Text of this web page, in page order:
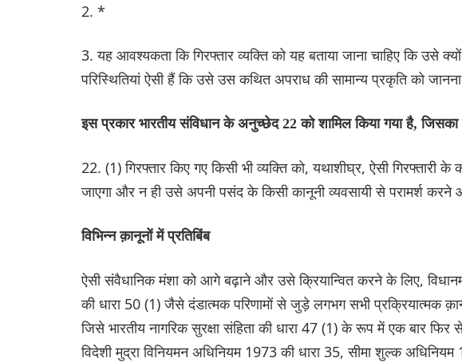
2. *
3. यह आवश्यकता कि गिरफ्तार व्यक्ति को यह बताया जाना चाहिए कि उसे
परिस्थितियां ऐसी हैं कि उसे उस कथित अपराध की सामान्य प्रकृति को
इस प्रकार भारतीय संविधान के अनुच्छेद 22 को शामिल किया गया है,
22. (1) गिरफ्तार किए गए किसी भी व्यक्ति को, यथाशीघ्र, ऐसी गिरफ्तारी
जाएगा और न ही उसे अपनी पसंद के किसी कानूनी व्यवसायी से परामर्श
विभिन्न क़ानूनों में प्रतिबिंब
ऐसी संवैधानिक मंशा को आगे बढ़ाने और उसे क्रियान्वित करने के लिए,
की धारा 50 (1) जैसे दंडात्मक परिणामों से जुड़े लगभग सभी प्रक्रियात्मक
जिसे भारतीय नागरिक सुरक्षा संहिता की धारा 47 (1) के रूप में एक बार
विदेशी मुद्रा विनियमन अधिनियम 1973 की धारा 35, सीमा शुल्क अधिनियम